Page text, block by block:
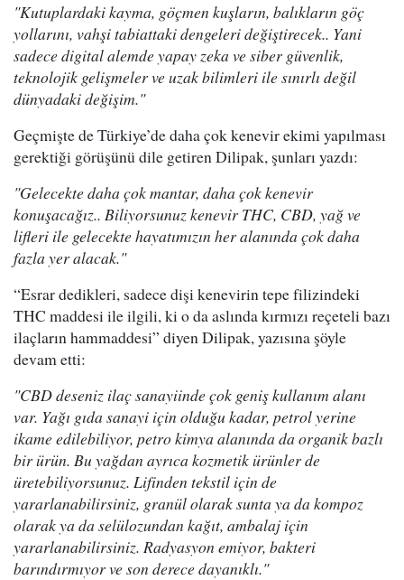
"Kutuplardaki kayma, göçmen kuşların, balıkların göç
yollarını, vahşi tabiattaki dengeleri değiştirecek.. Yani
sadece digital alemde yapay zeka ve siber güvenlik,
teknolojik gelişmeler ve uzak bilimleri ile sınırlı değil
dünyadaki değişim."
Geçmişte de Türkiye’de daha çok kenevir ekimi yapılması
gerektiği görüşünü dile getiren Dilipak, şunları yazdı:
"Gelecekte daha çok mantar, daha çok kenevir
konuşacağız.. Biliyorsunuz kenevir THC, CBD, yağ ve
lifleri ile gelecekte hayatımızın her alanında çok daha
fazla yer alacak."
“Esrar dedikleri, sadece dişi kenevirin tepe filizindeki
THC maddesi ile ilgili, ki o da aslında kırmızı reçeteli bazı
ilaçların hammaddesi” diyen Dilipak, yazısına şöyle
devam etti:
"CBD deseniz ilaç sanayiinde çok geniş kullanım alanı
var. Yağı gıda sanayi için olduğu kadar, petrol yerine
ikame edilebiliyor, petro kimya alanında da organik bazlı
bir ürün. Bu yağdan ayrıca kozmetik ürünler de
üretebiliyorsunuz. Lifinden tekstil için de
yararlanabilirsiniz, granül olarak sunta ya da kompoz
olarak ya da selülozundan kağıt, ambalaj için
yararlanabilirsiniz. Radyasyon emiyor, bakteri
barındırmıyor ve son derece dayanıklı."